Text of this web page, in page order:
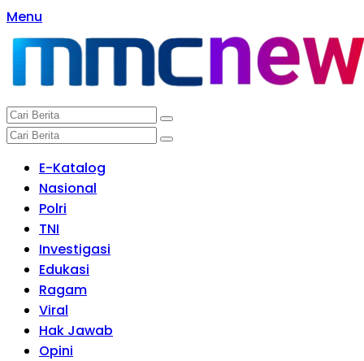
Langsung
ke
konten
Menu
E-Katalog
Nasional
Polri
TNI
Investigasi
Edukasi
Ragam
Viral
Hak Jawab
Opini